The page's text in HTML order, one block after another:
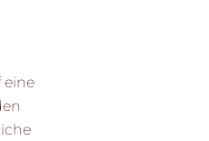
eine